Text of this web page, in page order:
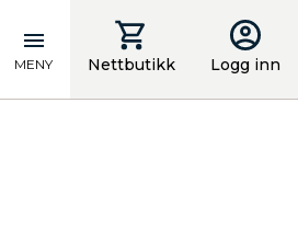
MENY Nettbutikk Logg inn